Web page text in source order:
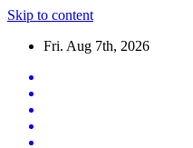
Skip to content
Fri. Aug 7th, 2026